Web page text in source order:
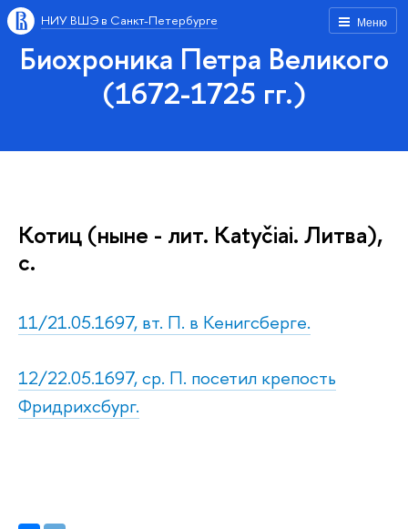
Меню
НИУ ВШЭ в Санкт-Петербурге
Биохроника Петра Великого
(1672-1725 гг.)
Котиц (ныне - лит. Katyčiai. Литва),
с.
11/21.05.1697, вт. П. в Кенигсберге.
12/22.05.1697, ср. П. посетил крепость
Фридрихсбург.